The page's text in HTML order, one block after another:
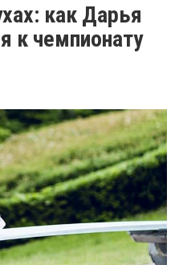
как Дарья
к чемпионату